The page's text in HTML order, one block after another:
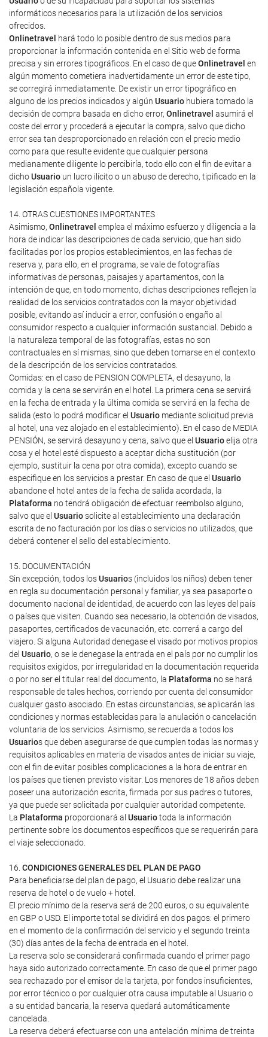
informáticos necesarios para la utilización de los servicios
ofrecidos.
Onlinetravel
hará todo lo posible dentro de sus medios para
proporcionar la información contenida en el Sitio web de forma
precisa y sin errores tipográficos. En el caso de queOnlinetravel en
algún momento cometiera inadvertidamente un error de este tipo,
se corregirá inmediatamente. De existir un error tipográfico en
alguno de los precios indicados y algún Usuario hubiera tomado la
decisión de compra basada en dicho error, Onlinetravel asumirá el
coste del error y procederá a ejecutar la compra, salvo que dicho
error sea tan desproporcionado en relación con el precio medio
como para que resulte evidente que cualquier persona
medianamente diligente lo percibiría, todo ello con el fin de evitar a
dichoUsuario un lucro ilícito o un abuso de derecho, tipificado en la
legislación española vigente.
14. OTRAS CUESTIONES IMPORTANTES
Asimismo, Onlinetravel emplea el máximo esfuerzo y diligencia a la
hora de indicar las descripciones de cada servicio, que han sido
facilitadas por los propios establecimientos, en las fechas de
reserva y, para ello, en el programa, se vale de fotografías
informativas de personas, paisajes y apartamentos, con la
intención de que, en todo momento, dichas descripciones reflejen la
realidad de los servicios contratados con la mayor objetividad
posible, evitando así inducir a error, confusión o engaño al
consumidor respecto a cualquier información sustancial. Debido a
la naturaleza temporal de las fotografías, estas no son
contractuales en sí mismas, sino que deben tomarse en el contexto
de la descripción de los servicios contratados.
Comidas: en el caso de PENSION COMPLETA, el desayuno, la
comida y la cena se servirán en el hotel. La primera cena se servirá
en la fecha de entrada y la última comida se servirá en la fecha de
salida (esto lo podrá modificar el Usuario mediante solicitud previa
al hotel, una vez alojado en el establecimiento). En el caso de MEDIA
PENSIÓN, se servirá desayuno y cena, salvo que el Usuarioelija otra
cosa y el hotel esté dispuesto a aceptar dicha sustitución (por
ejemplo, sustituir la cena por otra comida), excepto cuando se
especifique en los servicios a prestar. En caso de que el Usuario
abandone el hotel antes de la fecha de salida acordada, la
Plataforma no tendrá obligación de efectuar reembolso alguno,
salvo que el Usuariosolicite al establecimiento una declaración
escrita de no facturación por los días o servicios no utilizados, que
deberá contener el sello del establecimiento.
15. DOCUMENTACIÓN
Sin excepción, todos losUsuarios (incluidos los niños) deben tener
en regla su documentación personal y familiar, ya sea pasaporte o
documento nacional de identidad, de acuerdo con las leyes del país
o países que visiten. Cuando sea necesario, la obtención de visados,
pasaportes, certificados de vacunación, etc. correrá a cargo del
viajero. Si alguna Autoridad denegase el visado por motivos propios
del Usuario, o se le denegase la entrada en el país por no cumplir los
requisitos exigidos, por irregularidad en la documentación requerida
o por no ser el titular real del documento, la Plataforma no se hará
responsable de tales hechos, corriendo por cuenta del consumidor
cualquier gasto asociado. En estas circunstancias, se aplicarán las
condiciones y normas establecidas para la anulación o cancelación
voluntaria de los servicios. Asimismo, se recuerda a todos los
Usuarios que deben asegurarse de que cumplen todas las normas y
requisitos aplicables en materia de visados antes de iniciar su viaje,
con el fin de evitar posibles complicaciones a la hora de entrar en
los países que tienen previsto visitar. Los menores de 18 años deben
poseer una autorización escrita, firmada por sus padres o tutores,
ya que puede ser solicitada por cualquier autoridad competente.
La Plataforma proporcionará al Usuariotoda la información
pertinente sobre los documentos específicos que se requerirán para
el viaje seleccionado.
16. CONDICIONES GENERALES DEL PLAN DE PAGO
Para beneficiarse del plan de pago, el Usuario debe realizar una
reserva de hotel o de vuelo + hotel.
El precio mínimo de la reserva será de 200 euros, o su equivalente
en GBP o USD. El importe total se dividirá en dos pagos: el primero
en el momento de la confirmación del servicio y el segundo treinta
(30) días antes de la fecha de entrada en el hotel.
La reserva solo se considerará confirmada cuando el primer pago
haya sido autorizado correctamente. En caso de que el primer pago
sea rechazado por el emisor de la tarjeta, por fondos insuficientes,
por error técnico o por cualquier otra causa imputable al Usuario o
a su entidad bancaria, la reserva quedará automáticamente
cancelada.
La reserva deberá efectuarse con una antelación mínima de treinta